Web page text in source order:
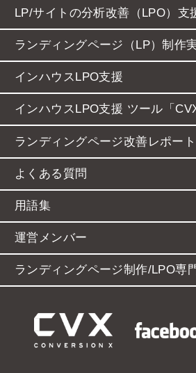
LP/サイトの分析改善（LPO）支
ランディングページ（LP）制作
インハウスLPO支援
インハウスLPO支援 ツール「CVX
ランディングページ改善レポート
よくある質問
用語集
運営メンバー
ランディングページ制作/LPO専